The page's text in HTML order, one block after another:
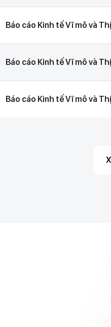
Báo cáo Kinh tế Vĩ mô và
Báo cáo Kinh tế Vĩ mô và
Báo cáo Kinh tế Vĩ mô và